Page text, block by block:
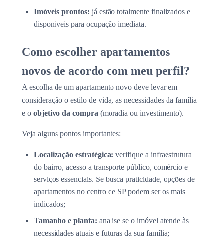
Imóveis prontos: já estão totalmente finalizados e
disponíveis para ocupação imediata.
Como escolher apartamentos
novos de acordo com meu perfil?
A escolha de um apartamento novo deve levar em
consideração o estilo de vida, as necessidades da família
e o objetivo da compra (moradia ou investimento).
Veja alguns pontos importantes:
Localização estratégica: verifique a infraestrutura
do bairro, acesso a transporte público, comércio e
serviços essenciais. Se busca praticidade, opções de
apartamentos no centro de SP podem ser os mais
indicados;
Tamanho e planta: analise se o imóvel atende às
necessidades atuais e futuras da sua família;